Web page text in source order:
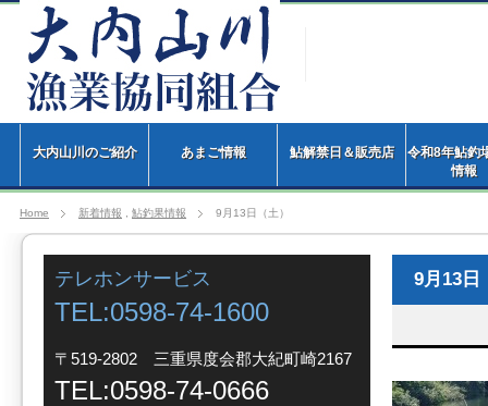
大内山川のご紹介 あまご情報 鮎解禁日＆販売店
令和8年鮎釣
情
Home 新着情報 鮎釣果情報 9月13日（土）
9月13日
テレホンサービス
TEL:0598-74-1600
〒519-2802 三重県度会郡大紀町崎2167
TEL:0598-74-0666